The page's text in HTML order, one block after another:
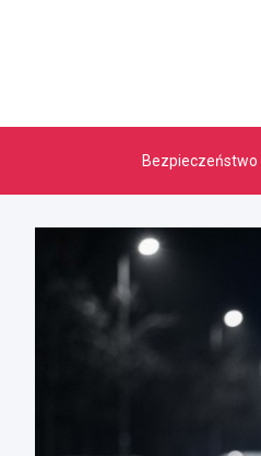
Bezpieczeństwo